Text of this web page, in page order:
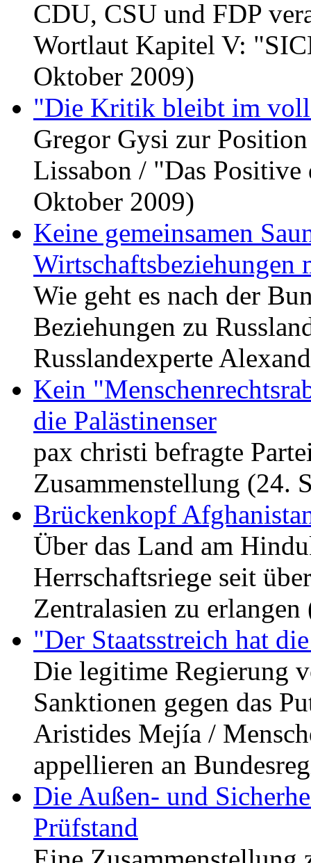
CDU, CSU und FDP
Wortlaut Kapitel V:
Oktober 2009)
"Die Kritik bleibt im
Gregor Gysi zur
Lissabon / "Das
Oktober 2009)
Keine gemeinsamen
Wirtschaftsbeziehungen
Wie geht es nach der
Beziehungen zu
Russlandexperte
Kein
die Palästinenser
pax christi befragte
Zusammenstellung (24.
Brückenkopf
Über das Land am
Herrschaftsriege seit
Zentralasien zu
"Der Staatsstreich hat
Die legitime Regierung
Sanktionen gegen das
Aristides Mejía /
appellieren an
Die Außen- und
Prüfstand